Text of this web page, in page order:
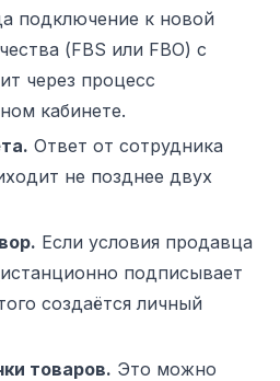
подключение к новой
(FBS или FBO) с
через процесс
кабинете.
Ответ от сотрудника
не позднее двух
Если условия продавца
подписывает
создаётся личный
товаров. Это можно